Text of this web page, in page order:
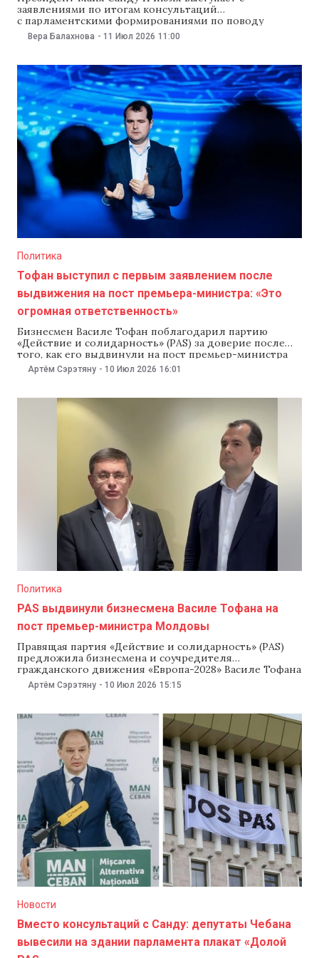
заявлениями по итогам консультаций
с парламентскими формированиями по поводу
кандидатуры нового премьер-министра. NM ведет
прямую трансляцию пресс-конференции главы
Александру Мунтяну объявил, что подает в отставку. С
8 июля и до избрания нового правительства
временным главой кабмина назначен министр
экономики и
Вера Балахнова - 11 Июл 2026 11:00
Политика
Тофан выступил с первым заявлением после
выдвижения на пост премьера-министра: «Это
огромная ответственность»
Бизнесмен Василе Тофан поблагодарил партию
«Действие и солидарность» (PAS) за доверие после
того, как его выдвинули на пост премьер-министра
Молдовы. Тофан подчеркнул, что осознает
ответственность, которую предполагает эта
подписание соглашения о вступлении Молдовы в
Евросоюз в 2028 году. «Спасибо за доверие. Для меня
Артём Сэрэтяну - 10 Июл 2026 16:01
Политика
PAS выдвинули бизнесмена Василе Тофана на
пост премьер-министра Молдовы
Правящая партия «Действие и солидарность» (PAS)
предложила бизнесмена и соучредителя
гражданского движения «Европа-2028» Василе Тофана
на должность премьер-министра Молдовы. Об этом
лидер PAS Игорь Гросу сообщил 10 июля. «Фракция
кандидатуру Василе Тофана на должность премьер-
министра. Мы несколько часов обсуждали с
господином Тофаном его видение и
Артём Сэрэтяну - 10 Июл 2026 15:15
Новости
Вместо консультаций с Санду: депутаты Чебана
вывесили на здании парламента плакат «Долой